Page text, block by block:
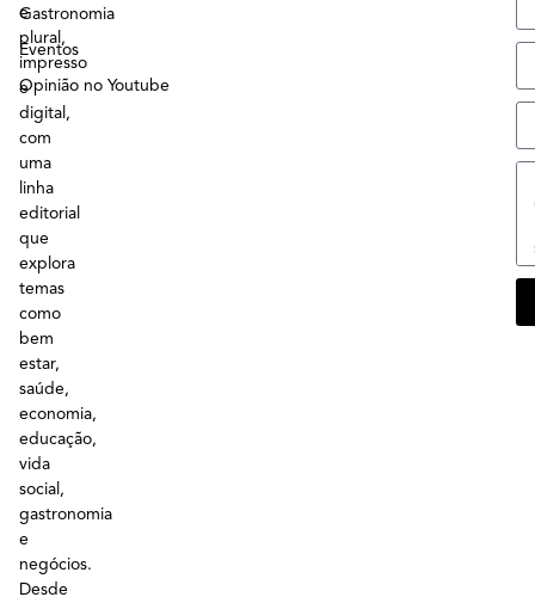
e
plural,
impresso
e
digital,
com
uma
linha
editorial
que
explora
temas
como
bem
estar,
saúde,
economia,
educação,
vida
social,
gastronomia
e
negócios.
Desde
Gastronomia
Eventos
Opinião no Youtube